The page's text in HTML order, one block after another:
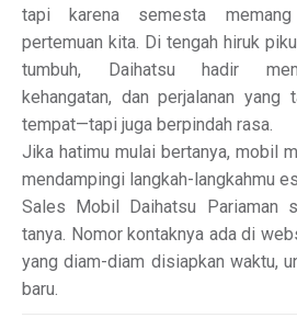
tapi karena semesta memang
pertemuan kita. Di tengah hiruk
tumbuh, Daihatsu hadir
kehangatan, dan perjalanan yang
tempat—tapi juga berpindah rasa.
Jika hatimu mulai bertanya, mobil
mendampingi langkah-langkahmu
Sales Mobil Daihatsu Pariaman
tanya. Nomor kontaknya ada di
yang diam-diam disiapkan waktu,
baru.